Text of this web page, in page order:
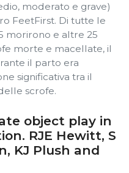
moderato e grave)
FeetFirst. Di tutte le
morirono e altre 25
morte e macellate, il
il parto era
significativa tra il
scrofe.
object play in
RJE Hewitt, S
KJ Plush and